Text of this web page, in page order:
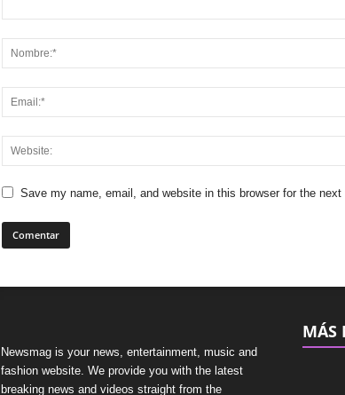
Save my name, email, and website in this browser for the
Newsmag is your news, entertainment, music and
fashion website. We provide you with the latest
breaking news and videos straight from the
MÁS